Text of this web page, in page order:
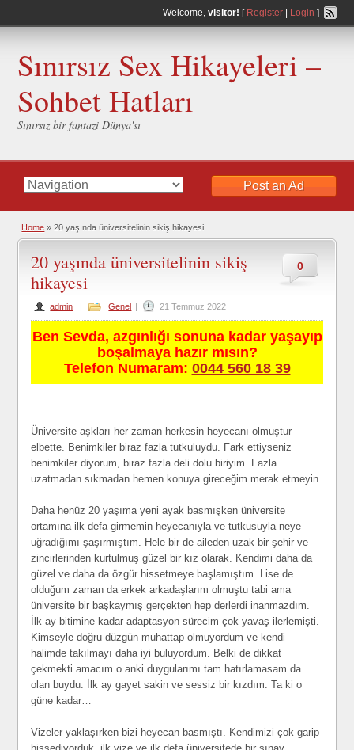
Welcome, visitor! [ Register| Login ]
Sınırsız Sex Hikayeleri –
Sohbet Hatları
Sınırsız bir fantazi Dünya'sı
Post an Ad
Home » 20 yaşında üniversitelinin sikiş hikayesi
0
20 yaşında üniversitelinin sikiş
hikayesi
admin | Genel | 21 Temmuz 2022
Ben Sevda, azgınlığı sonuna kadar yaşayıp
boşalmaya hazır mısın?
Telefon Numaram: 0044 560 18 39
Üniversite aşkları her zaman herkesin heyecanı olmuştur
elbette. Benimkiler biraz fazla tutkuluydu. Fark ettiyseniz
benimkiler diyorum, biraz fazla deli dolu biriyim. Fazla
uzatmadan sıkmadan hemen konuya gireceğim merak etmeyin.
Daha henüz 20 yaşıma yeni ayak basmışken üniversite
ortamına ilk defa girmemin heyecanıyla ve tutkusuyla neye
uğradığımı şaşırmıştım. Hele bir de aileden uzak bir şehir ve
zincirlerinden kurtulmuş güzel bir kız olarak. Kendimi daha da
güzel ve daha da özgür hissetmeye başlamıştım. Lise de
olduğum zaman da erkek arkadaşlarım olmuştu tabi ama
üniversite bir başkaymış gerçekten hep derlerdi inanmazdım.
İlk ay bitimine kadar adaptasyon sürecim çok yavaş ilerlemişti.
Kimseyle doğru düzgün muhattap olmuyordum ve kendi
halimde takılmayı daha iyi buluyordum. Belki de dikkat
çekmekti amacım o anki duygularımı tam hatırlamasam da
olan buydu. İlk ay gayet sakin ve sessiz bir kızdım. Ta ki o
güne kadar…
Vizeler yaklaşırken bizi heyecan basmıştı. Kendimizi çok garip